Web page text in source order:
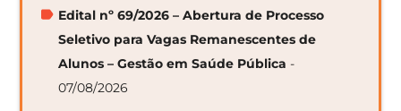
Edital nº 69/2026 – Abertura de Processo
Seletivo para Vagas Remanescentes de
Alunos – Gestão em Saúde Pública -
07/08/2026